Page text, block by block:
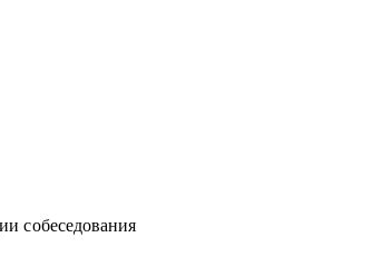
собеседования